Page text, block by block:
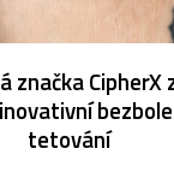
značka CipherX
tetování